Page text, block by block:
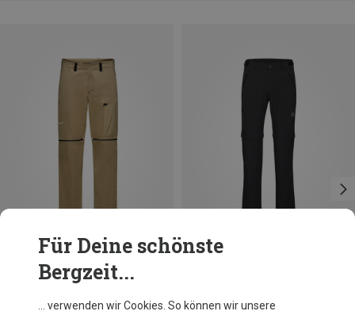
Du sparst 38%
Für Deine schönste
Bergzeit...
… verwenden wir Cookies. So können wir unsere